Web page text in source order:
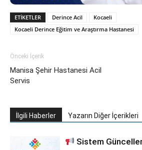
ETIKETLER Derince Acil
Kocaeli
Kocaeli Derince Eğitim ve Araştırma Hastanesi
Önceki İçerik
Manisa Şehir Hastanesi Acil
Servis
İlgili Haberler Yazarın Diğer İçerikleri
Sistem